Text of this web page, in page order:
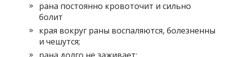
рана постоянно кровоточит и сильно
болит
края вокруг раны воспаляются, болезненны
и чешутся;